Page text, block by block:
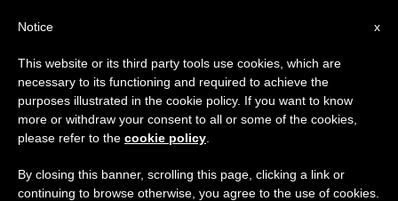
PAPAS
×
Aviso importante
Del 27 de julio al 7 de agosto haremos la pausa
anual, aprovechando que en el periodo de verano
se generan menos informaciones y también el
x
Notice
This website or its third party tools use cookies, which are
necessary to its functioning and required to achieve the
purposes illustrated in the cookie policy. If you want to know
more or withdraw your consent to all or some of the cookies,
please refer to the cookie policy
By closing this banner, scrolling this page, clicking a link or
continuing to browse otherwise, you agree to the use of cookies.